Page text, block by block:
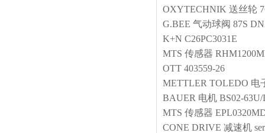
OXYTECHNIK 送丝轮
G.BEE 气动球阀 87S
K+N C26PC3031E
MTS 传感器
OTT 403559-26
METTLER TOLEDO 电
BAUER 电机 BS02-
MTS 传感器
CONE DRIVE 减速机